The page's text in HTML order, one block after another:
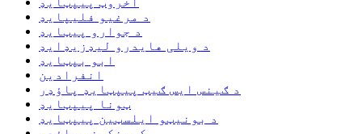
د مرغیو فلیپایډ
د جوارو پیټایډ
د ویلی هایدرو لیډزیډایډ
ابو بپټایډ
انفرادین
د ګینس ایس ګیټ پیپټایډ پاؤډر
ټونا پیپټایډ
د بونیټو ایلسټین پیپټایډ